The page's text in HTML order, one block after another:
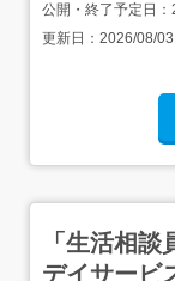
公開・終了予定日：
更新日： 2026/08/03
「生活相
デイサービ